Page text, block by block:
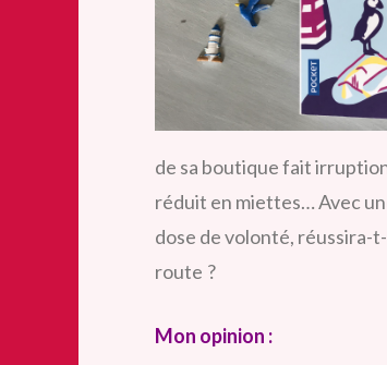
de sa boutique fait
réduit en miettes… Avec
dose de volonté, réussira-
route ?
Mon opinion :